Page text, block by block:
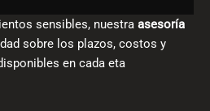
sensibles, nuestra asesoría
sobre los plazos, costos y
en cada eta